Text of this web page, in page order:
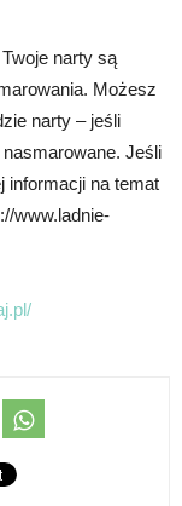
narty są
Możesz
narty – jeśli
Jeśli
informacji na temat
www.ladnie-